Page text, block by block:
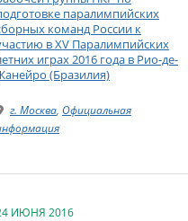
паралимпийских
команд России к
в XV Паралимпийских
играх 2016 года в Рио-де-
(Бразилия)
г. Москва, Официальная
ИЮНЯ 2016